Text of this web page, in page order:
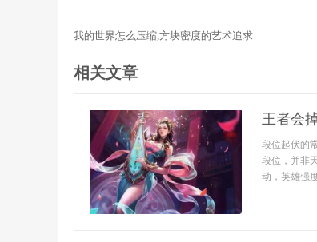
我的世界怎么压缩,方块密度的艺术追求
相关文章
王者会
段位起伏的
段位，并非
动，英雄强